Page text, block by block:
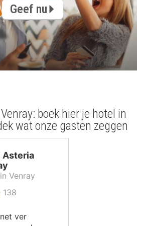
Geef nu
boek hier je hotel in
wat onze gasten zeggen
Asteria
Venray
138
ver